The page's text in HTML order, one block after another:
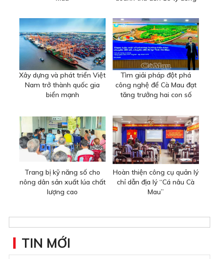
Xây dựng và phát triển Việt
Nam trở thành quốc gia
biển mạnh
Tìm giải pháp đột phá
công nghệ để Cà Mau đạt
tăng trưởng hai con số
Trang bị kỹ năng số cho
nông dân sản xuất lúa chất
lượng cao
Hoàn thiện công cụ quản lý
chỉ dẫn địa lý “Cá nâu Cà
Mau”
TIN MỚI